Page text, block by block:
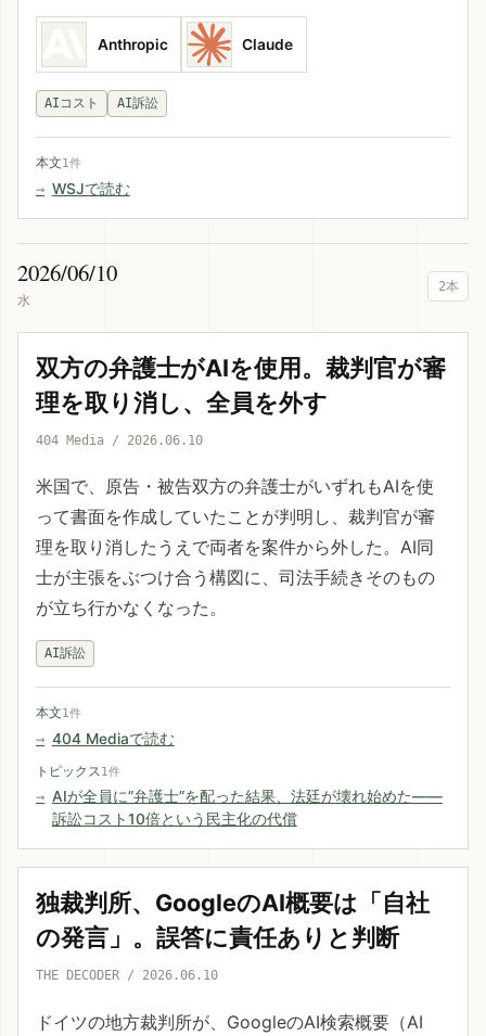
Anthropic Claude
AIコスト AI訴訟
本文1件
WSJで読む
2026/06/10
水
2本
双方の弁護士がAIを使用。裁判官が審
理を取り消し、全員を外す
404 Media / 2026.06.10
米国で、原告・被告双方の弁護士がいずれもAIを使
って書面を作成していたことが判明し、裁判官が審
理を取り消したうえで両者を案件から外した。AI同
士が主張をぶつけ合う構図に、司法手続きそのもの
が立ち行かなくなった。
AI訴訟
本文1件
404 Mediaで読む
トピックス1件
AIが全員に”弁護士”を配った結果、法廷が壊れ始めた——
訴訟コスト10倍という民主化の代償
独裁判所、GoogleのAI概要は「自社
の発言」。誤答に責任ありと判断
THE DECODER / 2026.06.10
ドイツの地方裁判所が、GoogleのAI検索概要（AI